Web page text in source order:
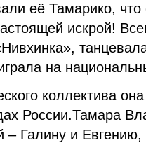
её Тамарико, что
искрой!
на
коллектива
России.Тамара
– Галину и